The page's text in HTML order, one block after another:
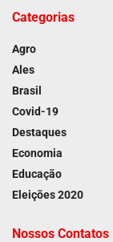
Categorias
Agro
Ales
Brasil
Covid-19
Destaques
Economia
Educação
Eleições 2020
Nossos Contatos